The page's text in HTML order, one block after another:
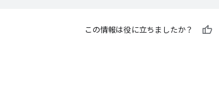
この情報は役に立ちましたか？